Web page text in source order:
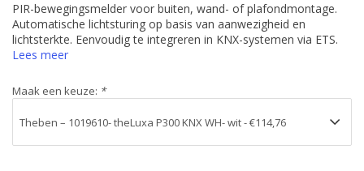
PIR-bewegingsmelder voor buiten, wand- of plafondmontage.
Automatische lichtsturing op basis van aanwezigheid en
lichtsterkte. Eenvoudig te integreren in KNX-systemen via ETS.
Lees meer
Maak een keuze: *